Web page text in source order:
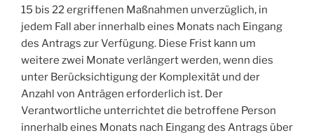
15 bis 22 ergriffenen Maßnahmen unverzüglich, in
jedem Fall aber innerhalb eines Monats nach Eingang
des Antrags zur Verfügung. Diese Frist kann um
weitere zwei Monate verlängert werden, wenn dies
unter Berücksichtigung der Komplexität und der
Anzahl von Anträgen erforderlich ist. Der
Verantwortliche unterrichtet die betroffene Person
innerhalb eines Monats nach Eingang des Antrags über